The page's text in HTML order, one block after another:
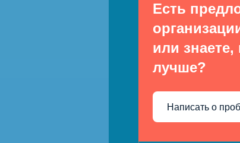
Есть
или знаете,
лучше?
Написать о